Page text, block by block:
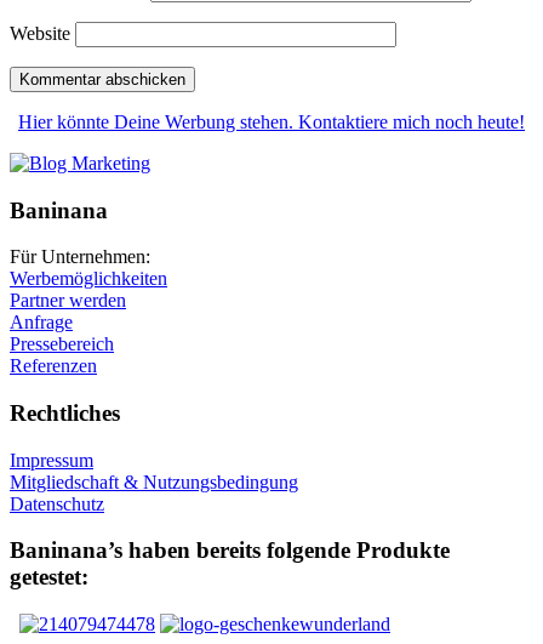
Website
Hier könnte Deine Werbung stehen. Kontaktiere mich noch heute!
Baninana
Für Unternehmen:
Werbemöglichkeiten
Partner werden
Anfrage
Pressebereich
Referenzen
Rechtliches
Impressum
Mitgliedschaft & Nutzungsbedingung
Datenschutz
Baninana’s haben bereits folgende Produkte
getestet: